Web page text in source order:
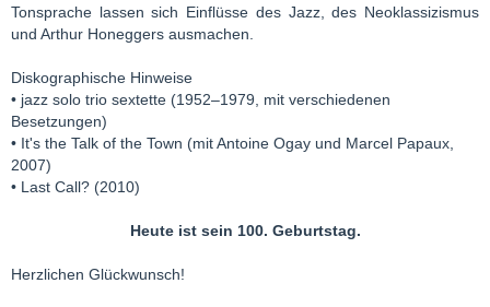
Tonsprache lassen sich Einflüsse des Jazz, des Neoklassizismus
und Arthur Honeggers ausmachen.
Diskographische Hinweise
• jazz solo trio sextette (1952–1979, mit verschiedenen
Besetzungen)
• It's the Talk of the Town (mit Antoine Ogay und Marcel Papaux,
2007)
• Last Call? (2010)
Heute ist sein 100. Geburtstag.
Herzlichen Glückwunsch!